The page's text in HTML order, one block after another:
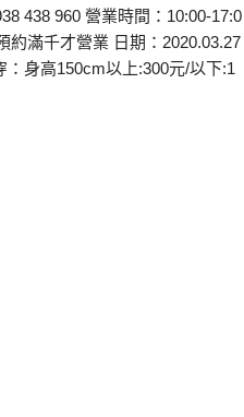
438 960 營業時間：10:00-17:0
約滿千才營業 日期：2020.03.27
：身高150cm以上:300元/以下:1